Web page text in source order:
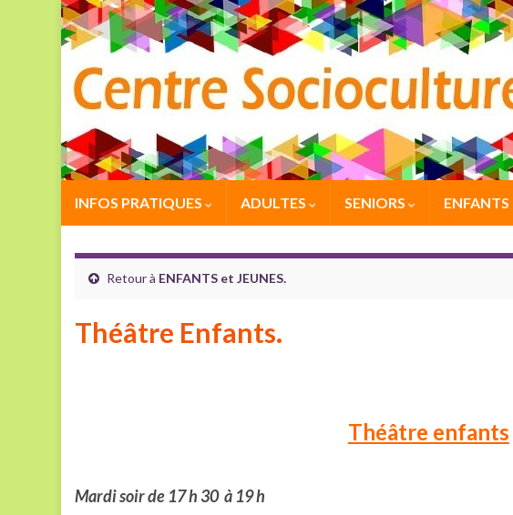
INFOS PRATIQUES ADULTES SENIORS ENFANTS
Retour à ENFANTS et JEUNES.
Théâtre Enfants.
Théâtre enfants
Mardi soir de 17 h 30 à 19 h